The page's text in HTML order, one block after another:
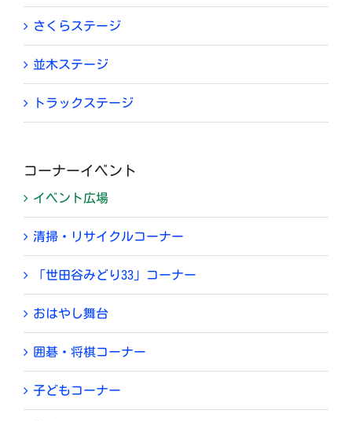
さくらステージ
並木ステージ
トラックステージ
コーナーイベント
イベント広場
清掃・リサイクルコーナー
「世田谷みどり33」コーナー
おはやし舞台
囲碁・将棋コーナー
子どもコーナー